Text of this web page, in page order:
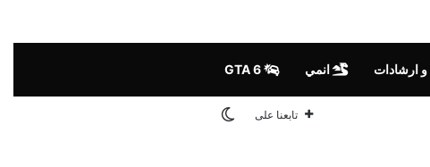
و ارشادات انمي
تابعنا على الوضع المظلم